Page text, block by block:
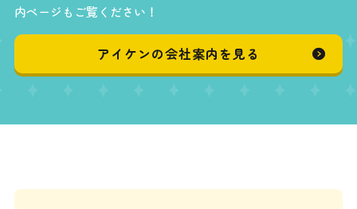
内ページもご覧ください！
アイケンの会社案内を見る